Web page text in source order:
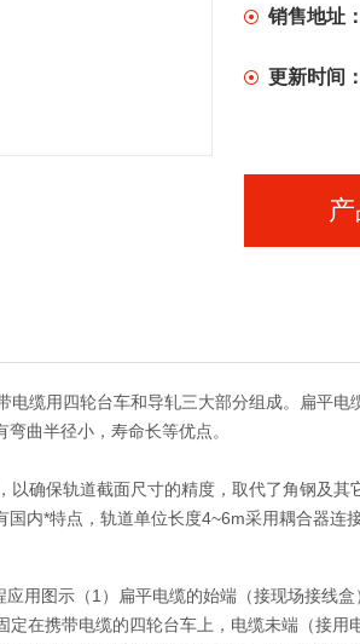
销售地址：
更新时间：
缆用四轮台车和导轧三大部分组成。扁平
曲半径小，寿命长等优点。
确保轨道截面尺寸的精度，取代了角钢及
内*特点，轨道单位长度4~6m采用耦合器连
用图示（1）扁平电缆的始端（接现场接线
在携带电缆的四轮台车上，电缆未端（接